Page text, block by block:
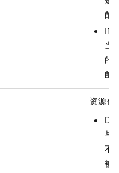
配
当
的
配
资源偏
与
不
被